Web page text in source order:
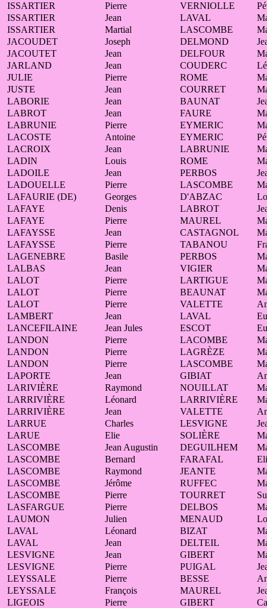
ISSARTIER Pierre VERNIOLLE
ISSARTIER
Jean LAVAL
ISSARTIER
Martial LASCOMBE
JACOUDET
Joseph DELMOND
JACOUTET
Jean DELFOUR
JARLAND
Jean COUDERC
JULIE
Pierre ROME
JUSTE
Jean COURRET
LABORIE
Jean BAUNAT
LABROT
Jean FAURE
LABRUNIE
Pierre EYMERIC
LACOSTE
Antoine EYMERIC
LACROIX
Jean LABRUNIE
LADIN
Louis ROME
LADOILE
Jean PERBOS
LADOUELLE
Pierre LASCOMBE
LAFAURIE (DE)
Georges D'ABZAC
LAFAYE
Denis LABROT
LAFAYE
Pierre MAUREL
LAFAYSSE
Jean CASTAGNOL
LAFAYSSE
Pierre TABANOU
LAGENEBRE
Basile PERBOS
LALBAS
Jean VIGIER
LALOT
Pierre LARTIGUE
LALOT
Pierre BEAUNAT
LALOT
Pierre VALETTE
LAMBERT
Jean LAVAL
LANCEFILAINE
Jean Jules ESCOT
LANDON
Pierre LACOMBE
LANDON
Pierre LAGRÈZE
LANDON
Pierre LASCOMBE
LAPORTE
Jean GIBIAT
LARIVIÈRE
Raymond NOUILLAT
LARRIVIÈRE
Léonard LARRIVIÈRE
LARRIVIÈRE
Jean VALETTE
LARRUE
Charles LESVIGNE
LARUE
Elie SOLIÈRE
LASCOMBE
Jean Augustin DEGUILHEM
LASCOMBE
Bernard FARAFAL
LASCOMBE
Raymond JEANTE
LASCOMBE
Jérôme RUFFEC
LASCOMBE
Pierre TOURRET
LASFARGUE
Pierre DELBOS
LAUMON
Julien MENAUD
LAVAL
Léonard BIZAT
LAVAL
Jean DELTEIL
LESVIGNE
Jean GIBERT
LESVIGNE
Pierre PUIGAL
LEYSSALE
Pierre BESSE
LEYSSALE
François MAUREL
LIGEOIS
Pierre GIBERT